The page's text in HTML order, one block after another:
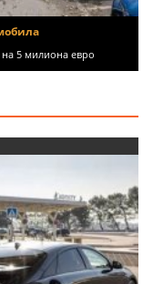
на 5 милиона евро